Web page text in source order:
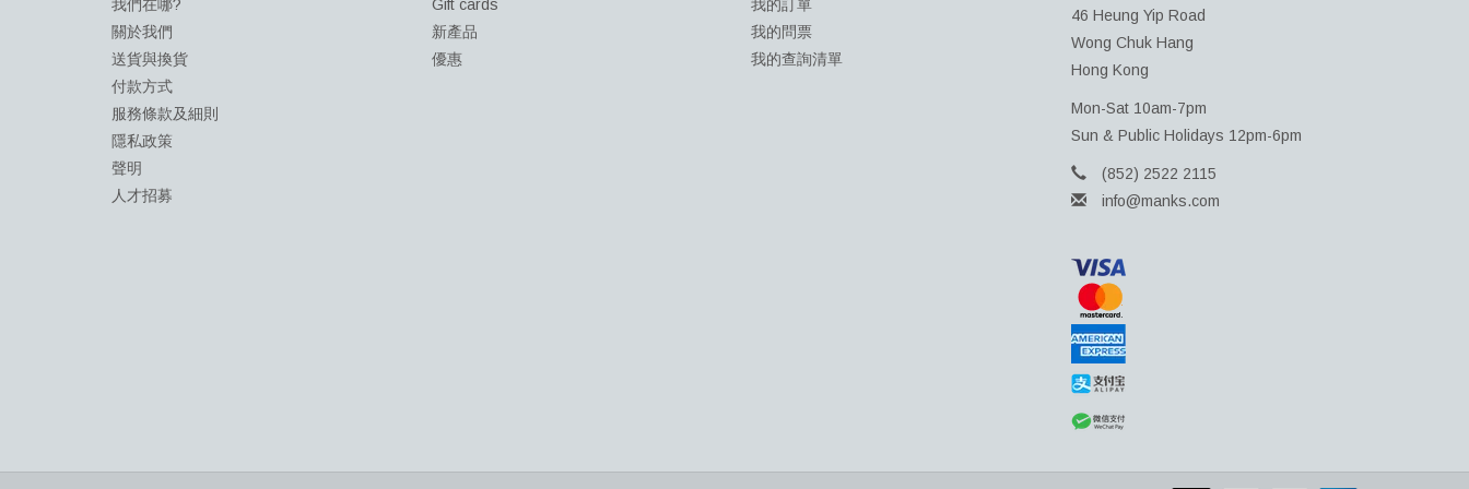
我們在哪?
關於我們
送貨與換貨
付款方式
服務條款及細則
隱私政策
聲明
人才招募
Gift cards
新產品
優惠
我的訂單
我的問票
我的查詢清單
46 Heung Yip Road
Wong Chuk Hang
Hong Kong
Mon-Sat 10am-7pm
Sun & Public Holidays 12pm-6pm
(852) 2522 2115
info@manks.com